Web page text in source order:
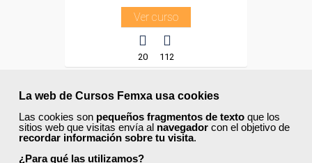
La web de Cursos Femxa usa cookies
Las cookies son pequeños fragmentos de texto que los
sitios web que visitas envía al navegador con el objetivo de
recordar información sobre tu visita.
¿Para qué las utilizamos?
Ver curso
20 112
ONLINE
Formación 100%